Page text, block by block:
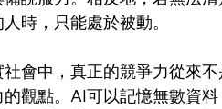
時，只能處於被動。
社會中，真正的競爭力從來
的觀點。AI可以記憶無數資